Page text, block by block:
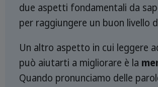
due aspetti fondamentali da
per raggiungere un buon livello
Un altro aspetto in cui leggere
può aiutarti a migliorare è la
Quando pronunciamo delle